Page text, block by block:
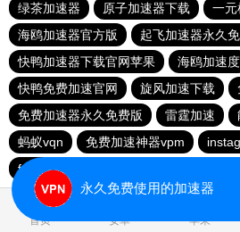
绿茶加速器
原子加速器下载
一元
海鸥加速器官方版
起飞加速器永久
快鸭加速器下载官网苹果
海鸥加速度
快鸭免费加速官网
旋风加速下载
免费加速器永久免费版
雷霆加速
蚂蚁vqn
免费加速神器vpm
fy66加速器
首页 安卓 苹果
永久免费使用的加速器